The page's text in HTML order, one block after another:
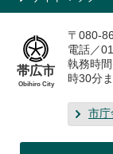
帯広市
Obihiro City
〒080-
電話／
執務時
時30分
市庁